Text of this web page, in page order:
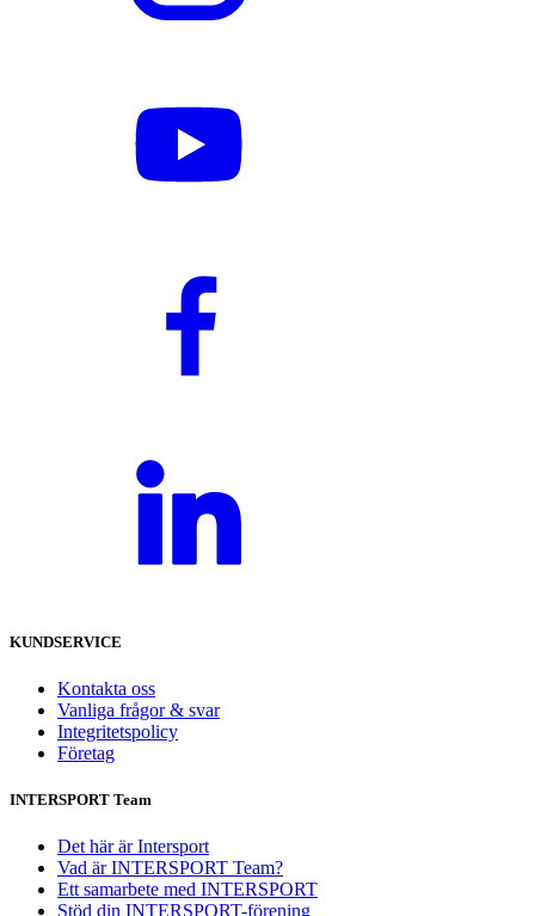
KUNDSERVICE
Kontakta oss
Vanliga frågor & svar
Integritetspolicy
Företag
INTERSPORT Team
Det här är Intersport
Vad är INTERSPORT Team?
Ett samarbete med INTERSPORT
Stöd din INTERSPORT-förening